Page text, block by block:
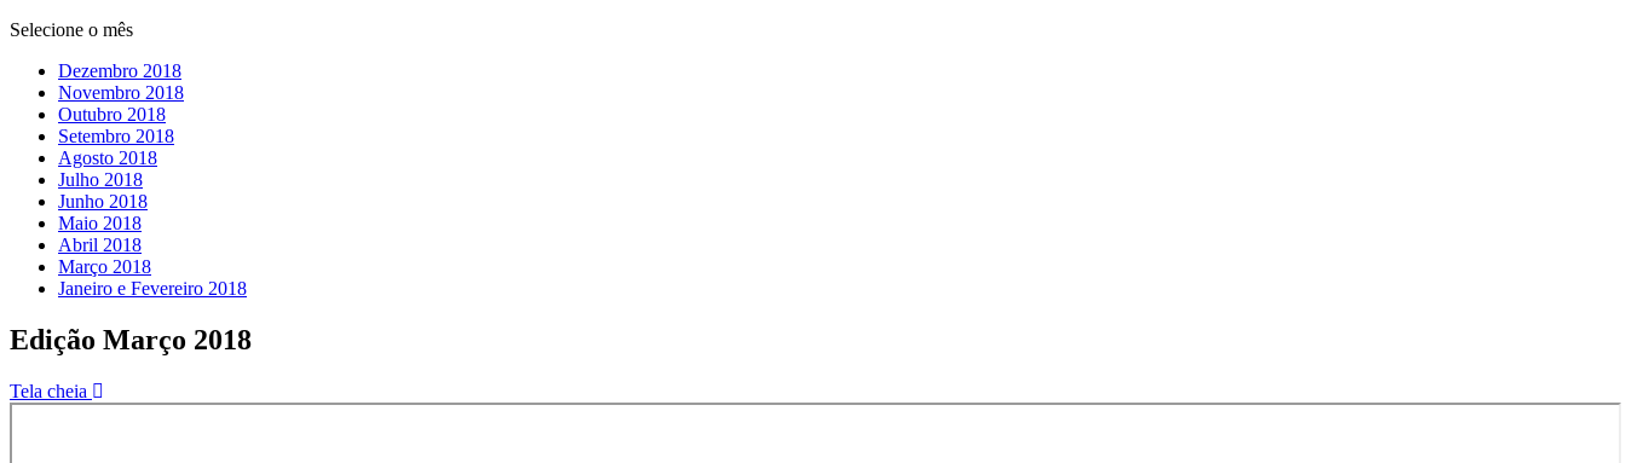
Selecione o mês
Dezembro 2018
Novembro 2018
Outubro 2018
Setembro 2018
Agosto 2018
Julho 2018
Junho 2018
Maio 2018
Abril 2018
Março 2018
Janeiro e Fevereiro 2018
Edição Março 2018
Tela cheia